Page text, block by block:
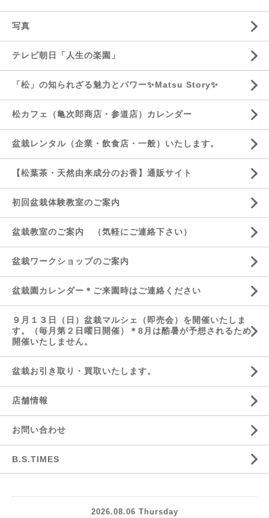
写真
テレビ朝日「人生の楽園」
「松」の知られざる魅力とパワー✨Matsu Story✨
松カフェ（亀次郎商店・参道店）カレンダー
盆栽レンタル（企業・飲食店・一般）いたします。
【松葉茶・天然由来成分のお香】通販サイト
初回盆栽体験教室のご案内
盆栽教室のご案内 （気軽にご連絡下さい）
盆栽ワークショップのご案内
盆栽園カレンダー＊ご来園時はご連絡ください
９月１３日（日）盆栽マルシェ（即売会）を開催いたしま
す。（毎月第２日曜日開催）＊8月は酷暑が予想されるため
開催いたしません。
盆栽お引き取り・買取いたします。
店舗情報
お問い合わせ
B.S.TIMES
2026.08.06 Thursday